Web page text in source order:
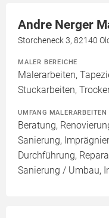
Andre Nerger
Storcheneck 3, 82140
MALER BEREICHE
Malerarbeiten,
Stuckarbeiten,
UMFANG MALERARBEITEN
Beratung,
Sanierung,
Durchführung,
Sanierung / Umbau,